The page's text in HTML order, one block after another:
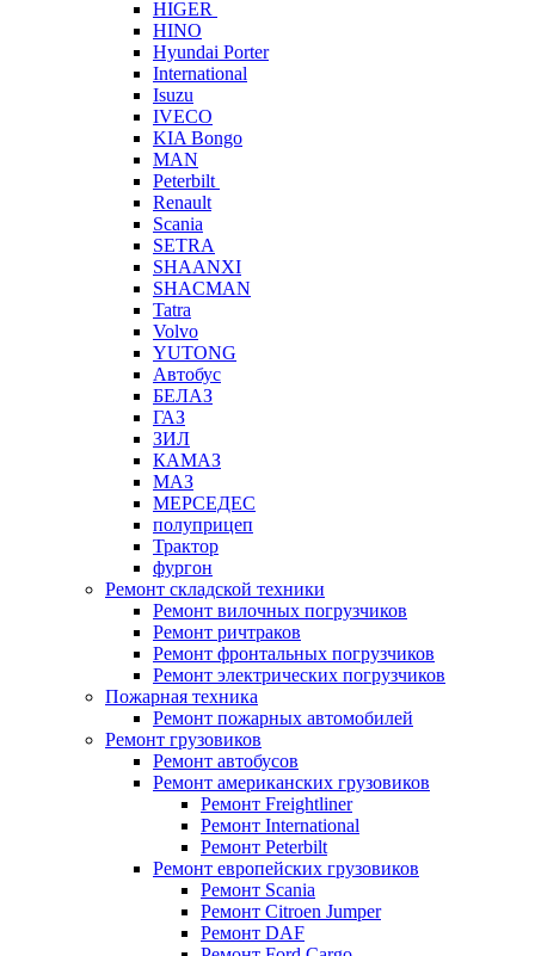
HIGER
HINO
Hyundai Porter
International
Isuzu
IVECO
KIA Bongo
MAN
Peterbilt
Renault
Scania
SETRA
SHAANXI
SHACMAN
Tatra
Volvo
YUTONG
Автобус
БЕЛАЗ
ГАЗ
ЗИЛ
КАМАЗ
МАЗ
МЕРСЕДЕС
полуприцеп
Трактор
фургон
Ремонт складской техники
Ремонт вилочных погрузчиков
Ремонт ричтраков
Ремонт фронтальных погрузчиков
Ремонт электрических погрузчиков
Пожарная техника
Ремонт пожарных автомобилей
Ремонт грузовиков
Ремонт автобусов
Ремонт американских грузовиков
Ремонт Freightliner
Ремонт International
Ремонт Peterbilt
Ремонт европейских грузовиков
Ремонт Scania
Ремонт Citroen Jumper
Ремонт DAF